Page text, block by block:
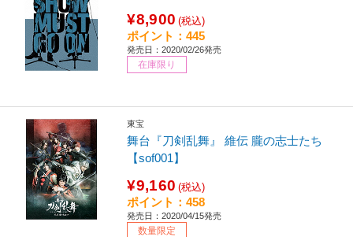
¥8,900 (税込)
ポイント：445
発売日：2020/02/26発売
在庫限り
東宝
舞台『刀剣乱舞』 維伝 朧の志士たち
【sof001】
¥9,160 (税込)
ポイント：458
発売日：2020/04/15発売
数量限定